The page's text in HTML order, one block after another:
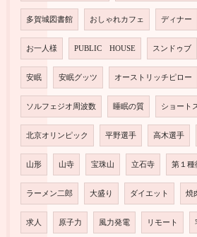
多賀城図書館 おしゃれカフェ ディナー
お一人様 PUBLIC HOUSE スンドゥブ
安眠 安眠グッツ オーストリッチピロー
ソルフェジオ周波数 睡眠の質 ショート
北京オリンピック 平野選手 高木選手
山形 山寺 宝珠山 立石寺 第１種
ラーメン二郎 大盛り ダイエット 焼
求人 原子力 風力発電 リモート